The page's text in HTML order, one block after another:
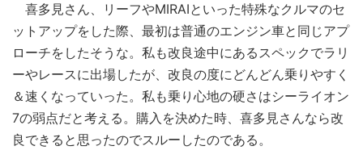
喜多見さん、リーフやMIRAIといった特殊なクルマのセ
ットアップをした際、最初は普通のエンジン車と同じアプ
ローチをしたそうな。私も改良途中にあるスペックでラリ
ーやレースに出場したが、改良の度にどんどん乗りやすく
＆速くなっていった。私も乗り心地の硬さはシーライオン
7の弱点だと考える。購入を決めた時、喜多見さんなら改
良できると思ったのでスルーしたのである。